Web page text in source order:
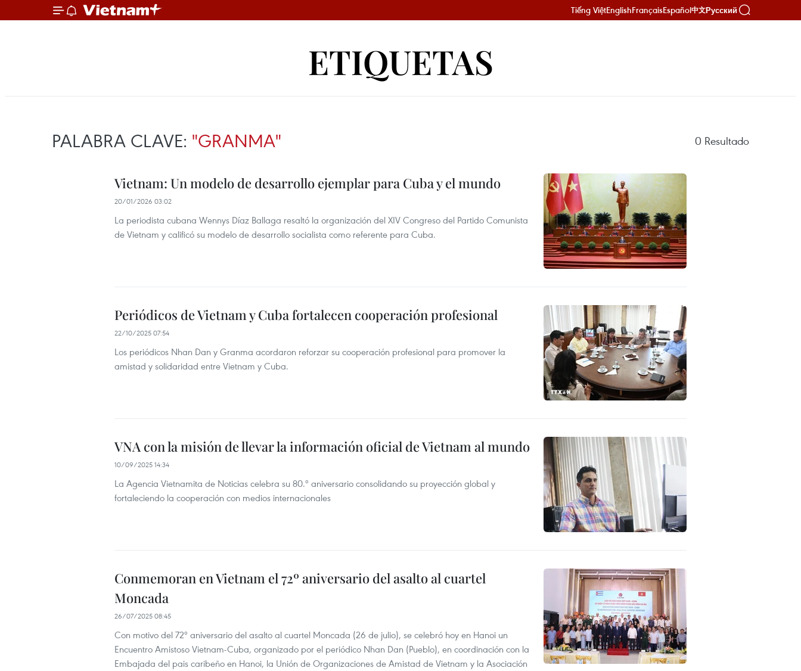
Tiếng ViệtEnglishFrançaisEspañol中文Русский
ETIQUETAS
PALABRA CLAVE: "GRANMA" 0 Resultado
Vietnam: Un modelo de desarrollo ejemplar para Cuba y el mundo
20/01/2026 03:02
La periodista cubana Wennys Díaz Ballaga resaltó la organización del XIV Congreso del Partido Comunista
de Vietnam y calificó su modelo de desarrollo socialista como referente para Cuba.
Periódicos de Vietnam y Cuba fortalecen cooperación profesional
22/10/2025 07:54
Los periódicos Nhan Dan y Granma acordaron reforzar su cooperación profesional para promover la
amistad y solidaridad entre Vietnam y Cuba.
VNA con la misión de llevar la información oficial de Vietnam al mundo
10/09/2025 14:34
La Agencia Vietnamita de Noticias celebra su 80.º aniversario consolidando su proyección global y
fortaleciendo la cooperación con medios internacionales
Conmemoran en Vietnam el 72º aniversario del asalto al cuartel
Moncada
26/07/2025 08:45
Con motivo del 72º aniversario del asalto al cuartel Moncada (26 de julio), se celebró hoy en Hanoi un
Encuentro Amistoso Vietnam-Cuba, organizado por el periódico Nhan Dan (Pueblo), en coordinación con la
Embajada del pais caribeño en Hanoi, la Unión de Organizaciones de Amistad de Vietnam y la Asociación